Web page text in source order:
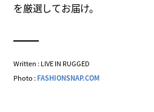
を厳選してお届け。
Written : LIVE IN RUGGED
Photo :FASHIONSNAP.COM